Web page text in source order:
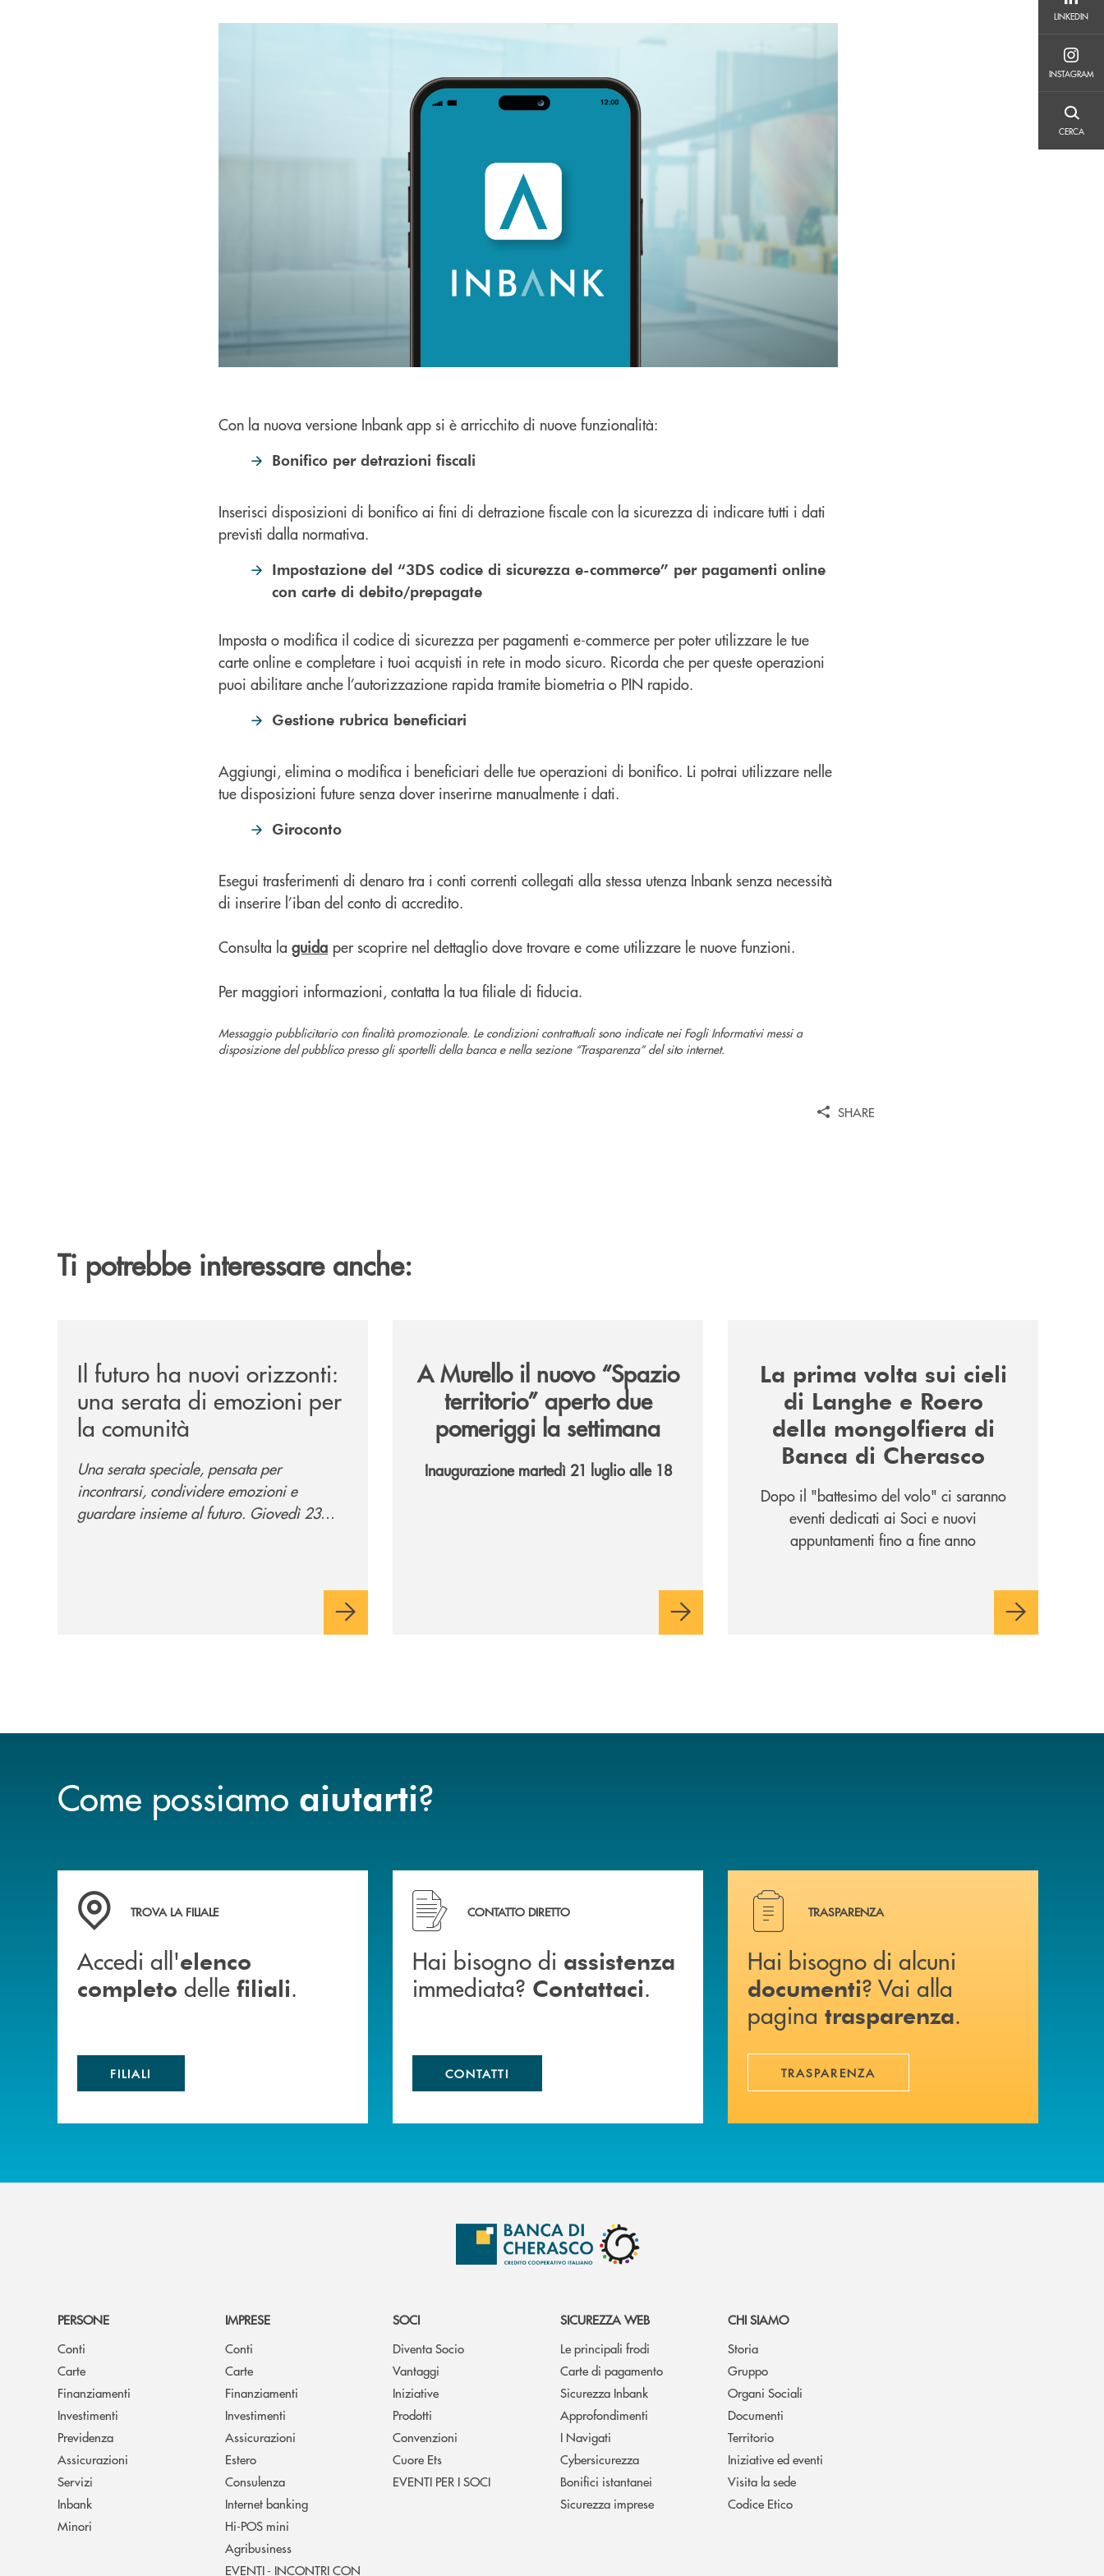
LINKEDIN
INSTAGRAM
CERCA
Con la nuova versione Inbank app si è arricchito di nuove funzionalità:
Bonifico per detrazioni fiscali
Inserisci disposizioni di bonifico ai fini di detrazione fiscale con la sicurezza di indicare tutti i dati
previsti dalla normativa.
Impostazione del “3DS codice di sicurezza e-commerce” per pagamenti online
con carte di debito/prepagate
Imposta o modifica il codice di sicurezza per pagamenti e-commerce per poter utilizzare le tue
carte online e completare i tuoi acquisti in rete in modo sicuro. Ricorda che per queste operazioni
puoi abilitare anche l’autorizzazione rapida tramite biometria o PIN rapido.
Gestione rubrica beneficiari
Aggiungi, elimina o modifica i beneficiari delle tue operazioni di bonifico. Li potrai utilizzare nelle
tue disposizioni future senza dover inserirne manualmente i dati.
Giroconto
Esegui trasferimenti di denaro tra i conti correnti collegati alla stessa utenza Inbank senza necessità
di inserire l’iban del conto di accredito.
Consulta la guida per scoprire nel dettaglio dove trovare e come utilizzare le nuove funzioni.
Per maggiori informazioni, contatta la tua filiale di fiducia.
Messaggio pubblicitario con finalità promozionale. Le condizioni contrattuali sono indicate nei Fogli Informativi messi a
disposizione del pubblico presso gli sportelli della banca e nella sezione “Trasparenza” del sito internet.
SHARE
Ti potrebbe interessare anche:
Il futuro ha nuovi orizzonti:
una serata di emozioni per
la comunità
Una serata speciale, pensata per
incontrarsi, condividere emozioni e
guardare insieme al futuro. Giovedì 23
A Murello il nuovo “Spazio
territorio” aperto due
pomeriggi la settimana
Inaugurazione martedì 21 luglio alle 18
La prima volta sui cieli
di Langhe e Roero
della mongolfiera di
Banca di Cherasco
Dopo il "battesimo del volo" ci saranno
eventi dedicati ai Soci e nuovi
appuntamenti fino a fine anno
Come possiamo aiutarti?
Accedi all' elenco completo delle filiali .
TROVA LA FILIALE
Accedi all'elenco
completo delle filiali.
FILIALI
Hai bisogno di assistenza immediata? Contattaci .
CONTATTO DIRETTO
Hai bisogno di assistenza
immediata? Contattaci.
CONTATTI
Hai bisogno di alcuni documenti ? Vai alla pagina
TRASPARENZA
Hai bisogno di alcuni
documenti? Vai alla
pagina trasparenza.
TRASPARENZA
PERSONE
Conti
Carte
Finanziamenti
Investimenti
Previdenza
Assicurazioni
Servizi
Inbank
Minori
IMPRESE
Conti
Carte
Finanziamenti
Investimenti
Assicurazioni
Estero
Consulenza
Internet banking
Hi-POS mini
Agribusiness
EVENTI - INCONTRI CON
SOCI
Diventa Socio
Vantaggi
Iniziative
Prodotti
Convenzioni
Cuore Ets
EVENTI PER I SOCI
SICUREZZA WEB
Le principali frodi
Carte di pagamento
Sicurezza Inbank
Approfondimenti
I Navigati
Cybersicurezza
Bonifici istantanei
Sicurezza imprese
CHI SIAMO
Storia
Gruppo
Organi Sociali
Documenti
Territorio
Iniziative ed eventi
Visita la sede
Codice Etico